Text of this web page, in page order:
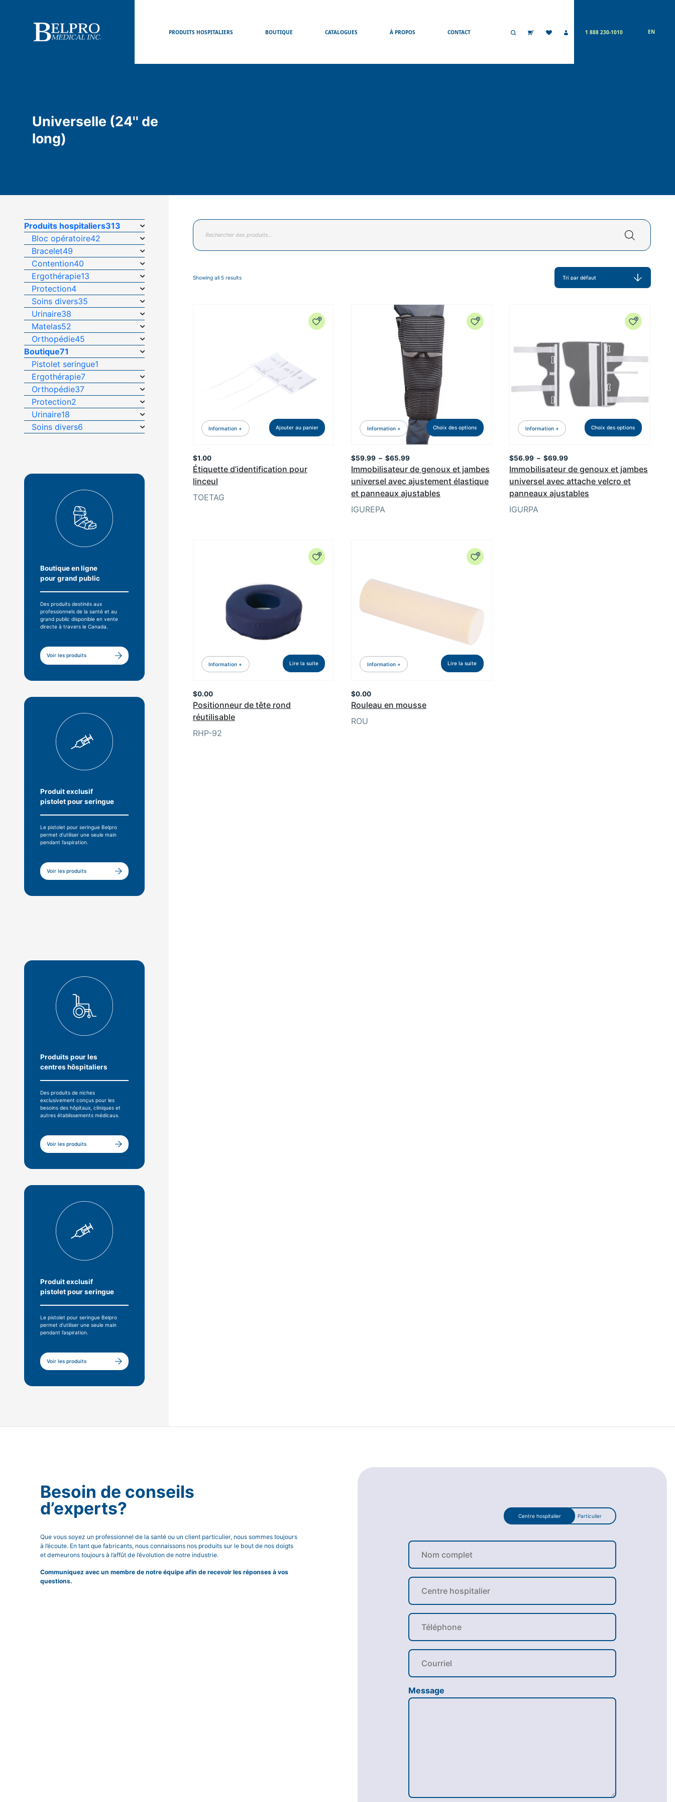
PRODUITS HOSPITALIERS BOUTIQUE CATALOGUES À PROPOS CONTACT 1 888 230-1010 EN
Universelle (24'' de
long)
Produits hospitaliers313
Bloc opératoire42
Bracelet49
Contention40
Ergothérapie13
Protection4
Soins divers35
Urinaire38
Matelas52
Orthopédie45
Boutique71
Pistolet seringue1
Ergothérapie7
Orthopédie37
Protection2
Urinaire18
Soins divers6
Boutique en ligne
pour grand public
Des produits destinés aux
professionnels de la santé et au
grand public disponible en vente
directe à travers le Canada.
Voir les produits
Produit exclusif
pistolet pour seringue
Le pistolet pour seringue Belpro
permet d’utiliser une seule main
pendant l’aspiration.
Voir les produits
Produits pour les
centres hôspitaliers
Des produits de niches
exclusivement conçus pour les
besoins des hôpitaux, cliniques et
autres établissements médicaux.
Voir les produits
Produit exclusif
pistolet pour seringue
Le pistolet pour seringue Belpro
permet d’utiliser une seule main
pendant l’aspiration.
Voir les produits
Recherche
produits
Showing all 5 results
Information + Ajouter au panier
Étiquette d’identification pour
linceul
$1.00
TOETAG
Information + Choix des options
Immobilisateur de genoux et jambes
universel avec ajustement élastique
et panneaux ajustables
$59.99 – $65.99Plage
de
prix :
$59.99
à
IGUREPA
Information + Choix des options
Immobilisateur de genoux et jambes
universel avec attache velcro et
panneaux ajustables
$56.99 – $69.99Plage
de
prix :
$56.99
à
IGURPA
Information + Lire la suite
Positionneur de tête rond
réutilisable
$0.00
RHP-92
Information + Lire la suite
Rouleau en mousse
$0.00
ROU
Besoin de conseils
d’experts?
Que vous soyez un professionnel de la santé ou un client particulier, nous sommes toujours
à l’écoute. En tant que fabricants, nous connaissons nos produits sur le bout de nos doigts
et demeurons toujours à l’affût de l’évolution de notre industrie.
Communiquez avec un membre de notre équipe afin de recevoir les réponses à vos
questions.
Centre hospitalier Particulier
Message